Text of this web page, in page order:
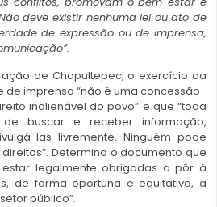
deve existir nenhuma lei ou ato de
de expressão ou de imprensa,
de Chapultepec, o exercício da
imprensa “não é uma concessão
inalienável do povo” e que “toda
buscar e receber informação,
las livremente. Ninguém pode
Determina o documento que
legalmente obrigadas a pôr à
de forma oportuna e equitativa, a
público”.